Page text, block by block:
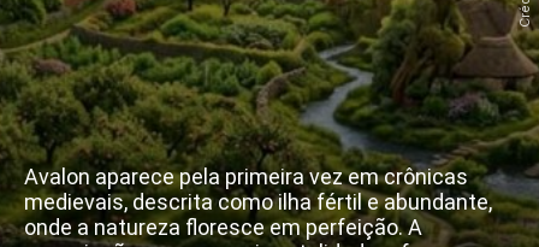
Avalon aparece pela primeira vez em crônicas
medievais, descrita como ilha fértil e abundante,
onde a natureza floresce em perfeição. A